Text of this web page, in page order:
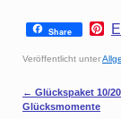
Share
P
n
e
r
Veröffentlicht unter
Artikelnavigation
← Glückspaket 10/
Glücksmomente